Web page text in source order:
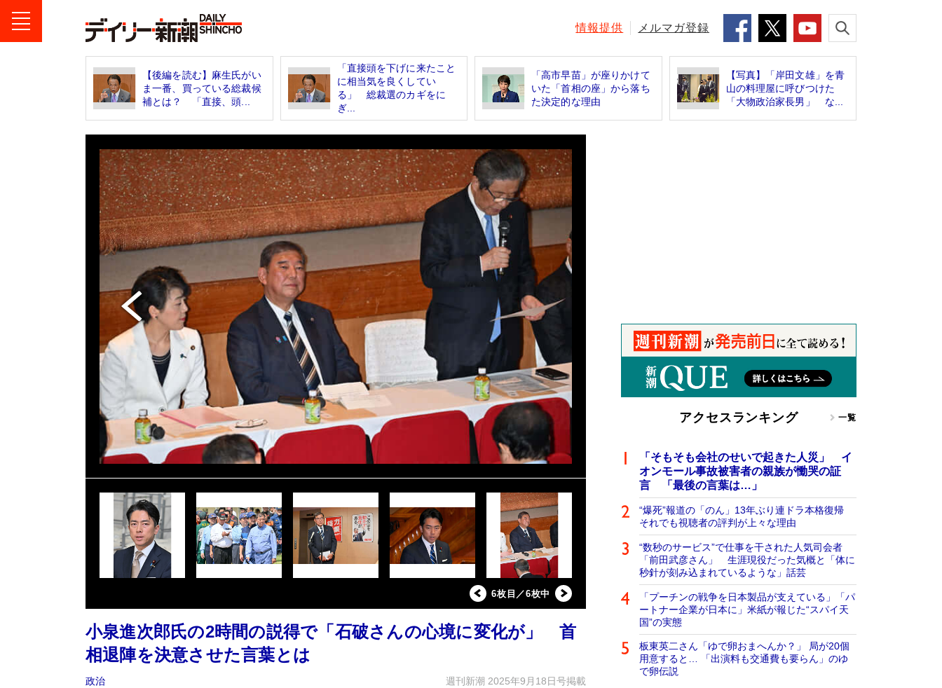
情報提供 メルマガ登録
【後編を読む】麻生氏がい
ま一番、買っている総裁候
補とは？ 「直接、頭...
「直接頭を下げに来たこと
に相当気を良くしてい
る」 総裁選のカギをに
ぎ...
「高市早苗」が座りかけて
いた「首相の座」から落ち
た決定的な理由
【写真】「岸田文雄」を青
山の料理屋に呼びつけた
「大物政治家長男」 な...
6枚目／6枚中
小泉進次郎氏の2時間の説得で「石破さんの心境に変化が」 首
相退陣を決意させた言葉とは
政治 週刊新潮 2025年9月18日号掲載
アクセスランキング 一覧
「そもそも会社のせいで起きた人災」 イ
オンモール事故被害者の親族が慟哭の証
言 「最後の言葉は…」
“爆死”報道の「のん」13年ぶり連ドラ本格復帰
それでも視聴者の評判が上々な理由
“数秒のサービス”で仕事を干された人気司会者
「前田武彦さん」 生涯現役だった気概と「体に
秒針が刻み込まれているような」話芸
「プーチンの戦争を日本製品が支えている」「パ
ートナー企業が日本に」米紙が報じた“スパイ天
国”の実態
板東英二さん「ゆで卵おまへんか？」 局が20個
用意すると… 「出演料も交通費も要らん」のゆ
で卵伝説